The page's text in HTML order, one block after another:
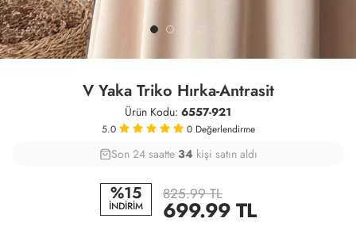
V Yaka Triko Hırka-Antrasit
Ürün Kodu: 6557-921
5.0 0 Değerlendirme
42 82
Son 24 saatte 34 kişi satın aldı
%15
İNDİRİM
825.99 TL
699.99TL